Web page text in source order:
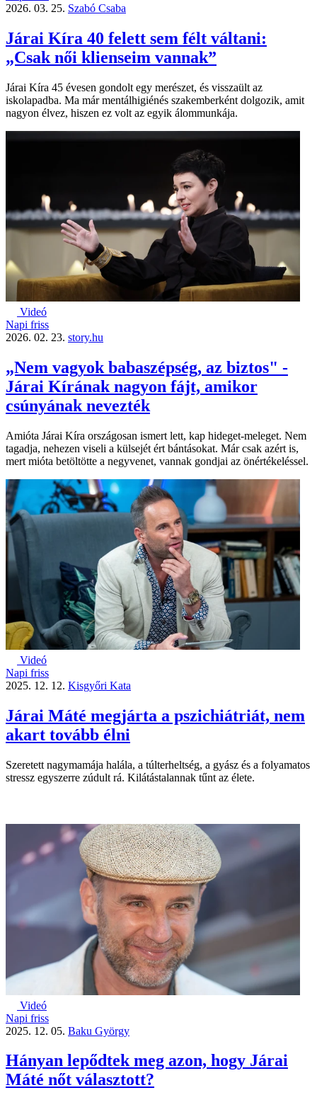
2026. 03. 25. Szabó Csaba
Járai Kíra 40 felett sem félt váltani:
„Csak női klienseim vannak”
Járai Kíra 45 évesen gondolt egy merészet, és visszaült az
iskolapadba. Ma már mentálhigiénés szakemberként dolgozik, amit
nagyon élvez, hiszen ez volt az egyik álommunkája.
Videó
Napi friss
2026. 02. 23. story.hu
„Nem vagyok babaszépség, az biztos" -
Járai Kírának nagyon fájt, amikor
csúnyának nevezték
Amióta Járai Kíra országosan ismert lett, kap hideget-meleget. Nem
tagadja, nehezen viseli a külsejét ért bántásokat. Már csak azért is,
mert mióta betöltötte a negyvenet, vannak gondjai az önértékeléssel.
Videó
Napi friss
2025. 12. 12. Kisgyőri Kata
Járai Máté megjárta a pszichiátriát, nem
akart tovább élni
Szeretett nagymamája halála, a túlterheltség, a gyász és a folyamatos
stressz egyszerre zúdult rá. Kilátástalannak tűnt az élete.
Videó
Napi friss
2025. 12. 05. Baku György
Hányan lepődtek meg azon, hogy Járai
Máté nőt választott?